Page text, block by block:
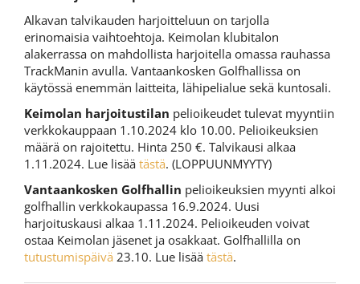
Alkavan talvikauden harjoitteluun on tarjolla
erinomaisia vaihtoehtoja. Keimolan klubitalon
alakerrassa on mahdollista harjoitella omassa rauhassa
TrackManin avulla. Vantaankosken Golfhallissa on
käytössä enemmän laitteita, lähipelialue sekä kuntosali.
Keimolan harjoitustilan pelioikeudet tulevat myyntiin
verkkokauppaan 1.10.2024 klo 10.00. Pelioikeuksien
määrä on rajoitettu. Hinta 250 €. Talvikausi alkaa
1.11.2024. Lue lisää tästä. (LOPPUUNMYYTY)
Vantaankosken Golfhallin pelioikeuksien myynti alkoi
golfhallin verkkokaupassa 16.9.2024. Uusi
harjoituskausi alkaa 1.11.2024. Pelioikeuden voivat
ostaa Keimolan jäsenet ja osakkaat. Golfhallilla on
tutustumispäivä 23.10. Lue lisää tästä.